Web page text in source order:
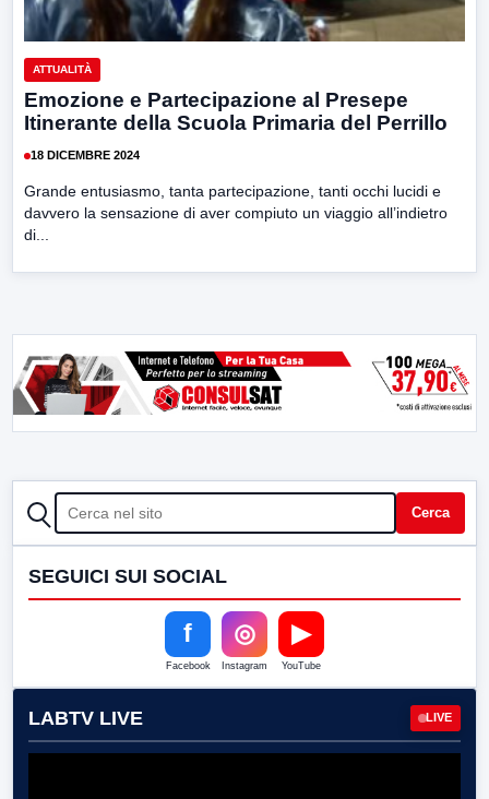
ATTUALITÀ
Emozione e Partecipazione al Presepe
Itinerante della Scuola Primaria del Perrillo
18 DICEMBRE 2024
Grande entusiasmo, tanta partecipazione, tanti occhi lucidi e
davvero la sensazione di aver compiuto un viaggio all’indietro
di...
CERCA Cerca
SEGUICI SUI SOCIAL
f
Facebook
◎
Instagram
▶
YouTube
LABTV LIVE LIVE